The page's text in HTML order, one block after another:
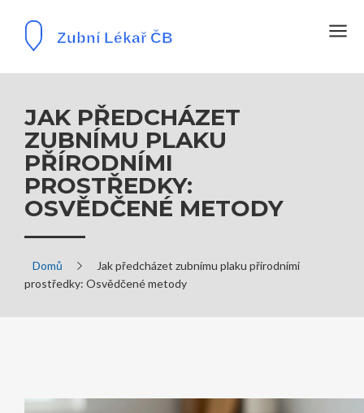
JAK PŘEDCHÁZET
ZUBNÍMU PLAKU
PŘÍRODNÍMI
PROSTŘEDKY:
OSVĚDČENÉ METODY
Domů
Jak předcházet zubnímu plaku přírodními
prostředky: Osvědčené metody